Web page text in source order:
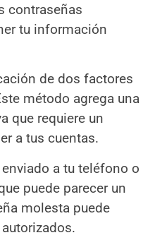
contraseñas
tu información
de dos factores
método agrega una
que requiere un
a tus cuentas.
a tu teléfono o
puede parecer un
molesta puede